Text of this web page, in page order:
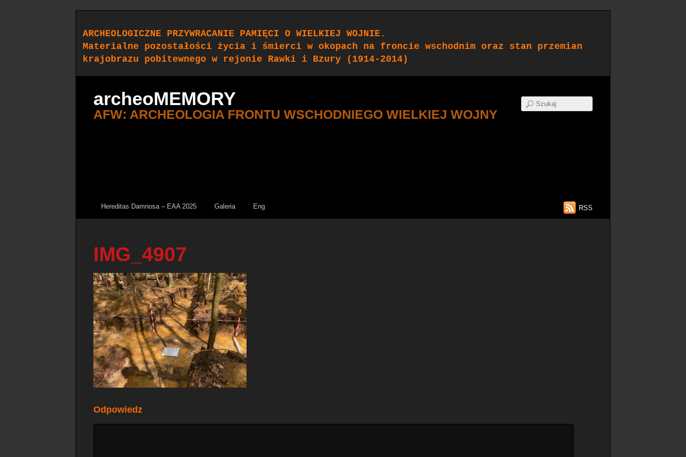
ARCHEOLOGICZNE PRZYWRACANIE PAMIĘCI O WIELKIEJ WOJNIE.
Materialne pozostałości życia i śmierci w okopach na froncie wschodnim oraz stan przemian
krajobrazu pobitewnego w rejonie Rawki i Bzury (1914-2014)
archeoMEMORY
AFW: ARCHEOLOGIA FRONTU WSCHODNIEGO WIELKIEJ WOJNY
Hereditas Damnosa – EAA 2025 Galeria Eng RSS
IMG_4907
Odpowiedz